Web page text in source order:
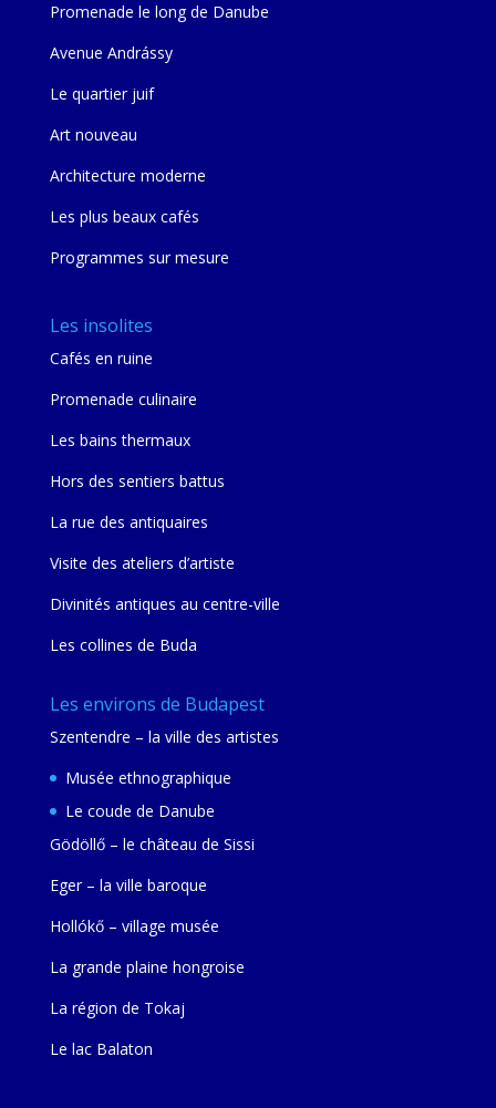
Promenade le long de Danube
Avenue Andrássy
Le quartier juif
Art nouveau
Architecture moderne
Les plus beaux cafés
Programmes sur mesure
Les insolites
Cafés en ruine
Promenade culinaire
Les bains thermaux
Hors des sentiers battus
La rue des antiquaires
Visite des ateliers d’artiste
Divinités antiques au centre-ville
Les collines de Buda
Les environs de Budapest
Szentendre – la ville des artistes
Musée ethnographique
Le coude de Danube
Gödöllő – le château de Sissi
Eger – la ville baroque
Hollókő – village musée
La grande plaine hongroise
La région de Tokaj
Le lac Balaton